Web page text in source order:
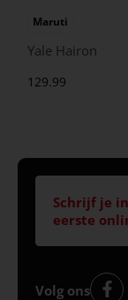
Maruti
Yale Hairon
129.99
Schrijf je
eerste
Volg ons